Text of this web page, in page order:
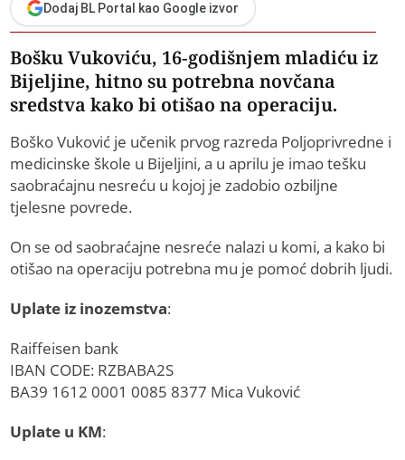
Dodaj BL Portal kao Google izvor
Bošku Vukoviću, 16-godišnjem mladiću iz
Bijeljine, hitno su potrebna novčana
sredstva kako bi otišao na operaciju.
Boško Vuković je učenik prvog razreda Poljoprivredne i
medicinske škole u Bijeljini, a u aprilu je imao tešku
saobraćajnu nesreću u kojoj je zadobio ozbiljne
tjelesne povrede.
On se od saobraćajne nesreće nalazi u komi, a kako bi
otišao na operaciju potrebna mu je pomoć dobrih ljudi.
Uplate iz inozemstva:
Raiffeisen bank
IBAN CODE: RZBABA2S
BA39 1612 0001 0085 8377 Mica Vuković
Uplate u KM: